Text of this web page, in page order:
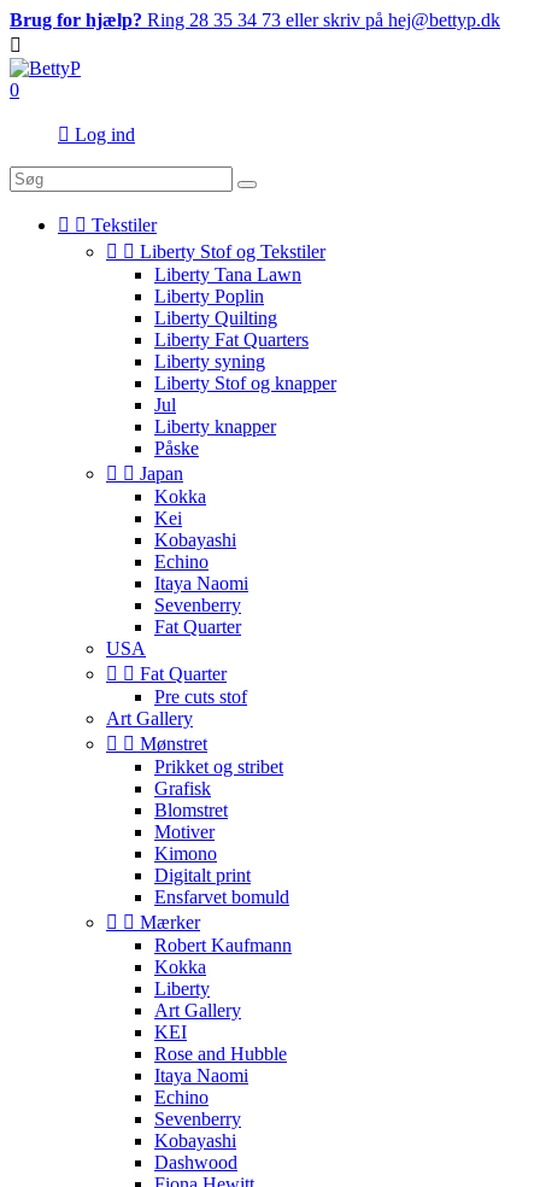
Brug for hjælp? Ring 28 35 34 73 eller skriv på hej@bettyp.dk

0
 Log ind
  Tekstiler
  Liberty Stof og Tekstiler
Liberty Tana Lawn
Liberty Poplin
Liberty Quilting
Liberty Fat Quarters
Liberty syning
Liberty Stof og knapper
Jul
Liberty knapper
Påske
  Japan
Kokka
Kei
Kobayashi
Echino
Itaya Naomi
Sevenberry
Fat Quarter
USA
  Fat Quarter
Pre cuts stof
Art Gallery
  Mønstret
Prikket og stribet
Grafisk
Blomstret
Motiver
Kimono
Digitalt print
Ensfarvet bomuld
  Mærker
Robert Kaufmann
Kokka
Liberty
Art Gallery
KEI
Rose and Hubble
Itaya Naomi
Echino
Sevenberry
Kobayashi
Dashwood